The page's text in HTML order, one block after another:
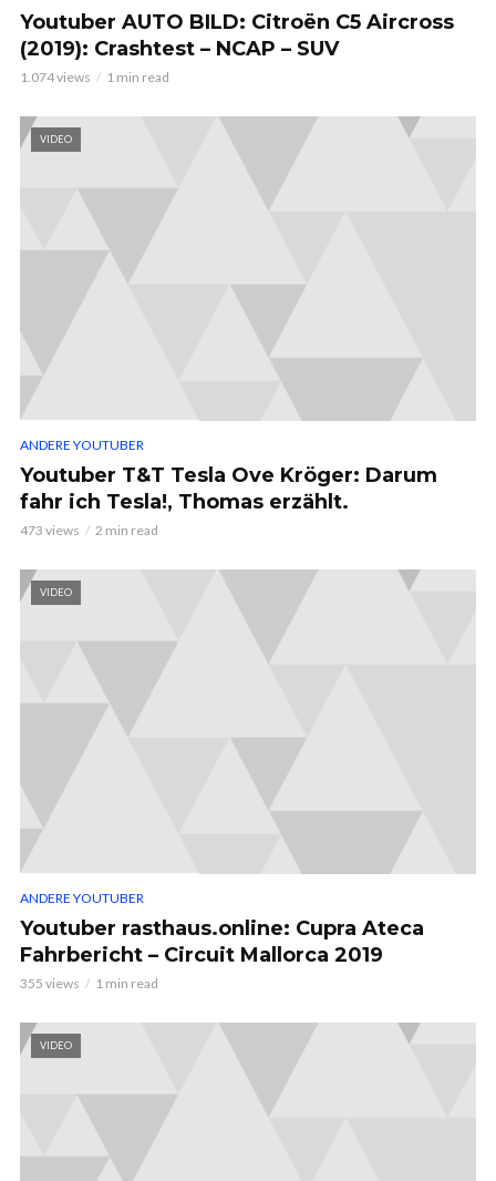
Youtuber AUTO BILD: Citroën C5 Aircross
(2019): Crashtest – NCAP – SUV
1.074 views 1 min read
VIDEO
ANDERE YOUTUBER
Youtuber T&T Tesla Ove Kröger: Darum
fahr ich Tesla!, Thomas erzählt.
473 views 2 min read
VIDEO
ANDERE YOUTUBER
Youtuber rasthaus.online: Cupra Ateca
Fahrbericht – Circuit Mallorca 2019
355 views 1 min read
VIDEO